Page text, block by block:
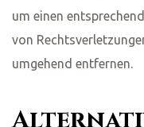
um einen
von
umgehend entfernen.